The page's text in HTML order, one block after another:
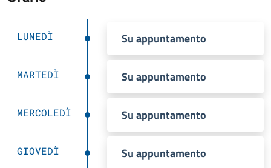
LUNEDÌ Su appuntamento
MARTEDÌ Su appuntamento
MERCOLEDÌ Su appuntamento
GIOVEDÌ Su appuntamento